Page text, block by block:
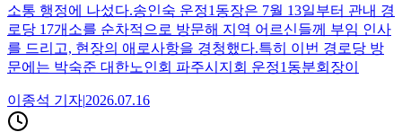
소통 행정에 나섰다.송인숙 운정1동장은 7월 13일부터 관내 경
로당 17개소를 순차적으로 방문해 지역 어르신들께 부임 인사
를 드리고, 현장의 애로사항을 경청했다.특히 이번 경로당 방
문에는 박숙준 대한노인회 파주시지회 운정1동분회장이
이종석 기자|2026.07.16